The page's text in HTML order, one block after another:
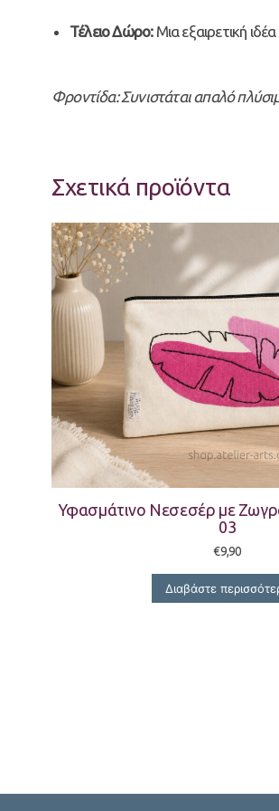
Τέλειο Δώρο:Μια εξαιρετική
Φροντίδα: Συνιστάται απαλό
Σχετικά προϊόντα
Υφασμάτινο Νεσεσέρ με
03
€9,90
Διαβάστε